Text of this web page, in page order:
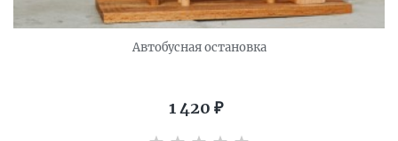
Автобусная остановка
1 420 ₽